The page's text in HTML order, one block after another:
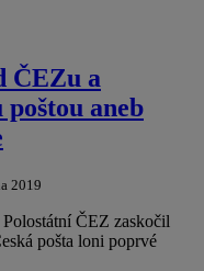
ČEZu a
poštou aneb
2019
ČEZ zaskočil
pošta loni poprvé